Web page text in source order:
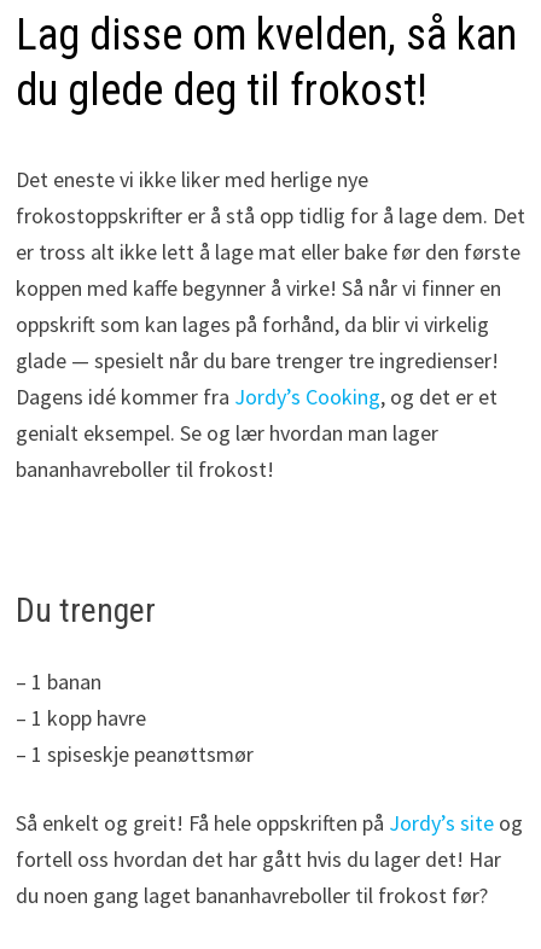
Lag disse om kvelden, så kan
du glede deg til frokost!
Det eneste vi ikke liker med herlige nye
frokostoppskrifter er å stå opp tidlig for å lage dem. Det
er tross alt ikke lett å lage mat eller bake før den første
koppen med kaffe begynner å virke! Så når vi finner en
oppskrift som kan lages på forhånd, da blir vi virkelig
glade — spesielt når du bare trenger tre ingredienser!
Dagens idé kommer fra Jordy’s Cooking, og det er et
genialt eksempel. Se og lær hvordan man lager
bananhavreboller til frokost!
Du trenger
– 1 banan
– 1 kopp havre
– 1 spiseskje peanøttsmør
Så enkelt og greit! Få hele oppskriften på Jordy’s siteog
fortell oss hvordan det har gått hvis du lager det! Har
du noen gang laget bananhavreboller til frokost før?